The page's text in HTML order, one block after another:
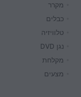
מקרר
כבלים
טלוויזיה
נגן DVD
מקלחת
מצעים